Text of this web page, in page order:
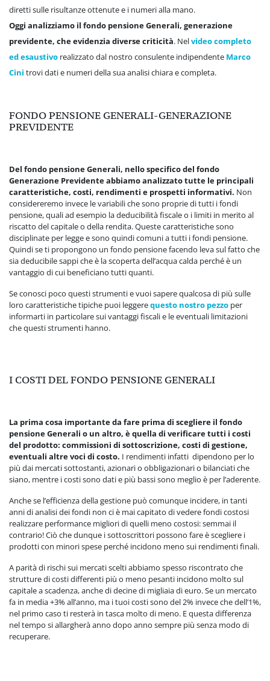
diretti sulle risultanze ottenute e i numeri alla mano.
Oggi analizziamo il fondo pensione Generali, generazione
previdente, che evidenzia diverse criticità. Nelvideo completo
ed esaustivo realizzato dal nostro consulente indipendente Marco
Cini trovi dati e numeri della sua analisi chiara e completa.
FONDO PENSIONE GENERALI-GENERAZIONE
PREVIDENTE
Del fondo pensione Generali, nello specifico del fondo
Generazione Previdente abbiamo analizzato tutte le principali
caratteristiche, costi, rendimenti e prospetti informativi. Non
considereremo invece le variabili che sono proprie di tutti i fondi
pensione, quali ad esempio la deducibilità fiscale o i limiti in merito al
riscatto del capitale o della rendita. Queste caratteristiche sono
disciplinate per legge e sono quindi comuni a tutti i fondi pensione.
Quindi se ti propongono un fondo pensione facendo leva sul fatto che
sia deducibile sappi che è la scoperta dell’acqua calda perché è un
vantaggio di cui beneficiano tutti quanti.
Se conosci poco questi strumenti evuoi sapere qualcosa di più sulle
loro caratteristiche tipiche puoi leggerequesto nostro pezzo per
informarti in particolare sui vantaggi fiscali e le eventuali limitazioni
che questi strumenti hanno.
I COSTI DEL FONDO PENSIONE GENERALI
La prima cosa importante da fare prima di scegliere il fondo
pensione Generali o un altro, è quella di verificare tutti i costi
del prodotto: commissioni di sottoscrizione, costi di gestione,
eventuali altre voci di costo. I rendimenti infatti dipendono per lo
più dai mercati sottostanti, azionari o obbligazionari o bilanciati che
siano, mentre i costi sono dati e più bassi sono meglio è per l’aderente.
Anche se l’efficienza della gestione può comunque incidere, in tanti
anni di analisi dei fondi non ci è mai capitato di vedere fondi costosi
realizzare performance migliori di quelli meno costosi: semmai il
contrario! Ciò che dunque i sottoscrittori possono fare è scegliere i
prodotti con minori spese perché incidono meno sui rendimenti finali.
A parità di rischi sui mercati scelti abbiamo spesso riscontrato che
strutture di costi differenti più o meno pesanti incidono molto sul
capitale a scadenza, anche di decine di migliaia di euro. Se un mercato
fa in media +3% all’anno, ma i tuoi costi sono del 2% invece che dell’1%,
nel primo caso ti resterà in tasca molto di meno. E questa differenza
nel tempo si allargherà anno dopo anno sempre più senza modo di
recuperare.